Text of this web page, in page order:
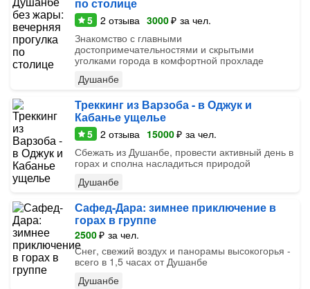
5 2 отзыва 3000₽ за чел.
Знакомство с главными
достопримечательностями и скрытыми
уголками города в комфортной прохладе
Душанбе
Треккинг из Варзоба - в Оджук и
Кабанье ущелье
5 2 отзыва 15000₽ за чел.
Сбежать из Душанбе, провести активный день в
горах и сполна насладиться природой
Душанбе
Сафед-Дара: зимнее приключение в
горах в группе
2500₽ за чел.
Снег, свежий воздух и панорамы высокогорья -
всего в 1,5 часах от Душанбе
Душанбе